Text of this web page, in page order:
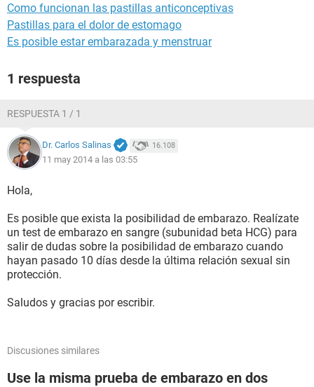
Como funcionan las pastillas anticonceptivas
Pastillas para el dolor de estomago
Es posible estar embarazada y menstruar
1 respuesta
RESPUESTA 1 / 1
Dr. Carlos Salinas 16.108
11 may 2014 a las 03:55
Hola,
Es posible que exista la posibilidad de embarazo. Realízate
un test de embarazo en sangre (subunidad beta HCG) para
salir de dudas sobre la posibilidad de embarazo cuando
hayan pasado 10 días desde la última relación sexual sin
protección.
Saludos y gracias por escribir.
Discusiones similares
Use la misma prueba de embarazo en dos